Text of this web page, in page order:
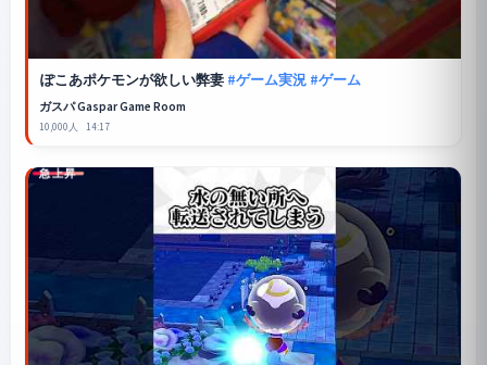
ぽこあポケモンが欲しい弊妻 #ゲーム実況 #ゲーム
ガスパ Gaspar Game Room
10,000人 14:17
急上昇